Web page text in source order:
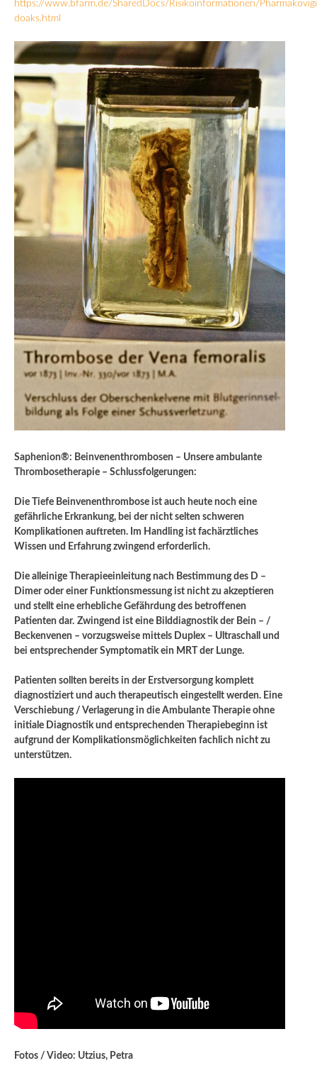
https://www.bfarm.de/SharedDocs/Risikoinformationen/
doaks.html
Saphenion®: Beinvenenthrombosen – Unsere ambulante
Thrombosetherapie – Schlussfolgerungen:
Die Tiefe Beinvenenthrombose ist auch heute noch eine
gefährliche Erkrankung, bei der nicht selten schweren
Komplikationen auftreten. Im Handling ist fachärztliches
Wissen und Erfahrung zwingend erforderlich.
Die alleinige Therapieeinleitung nach Bestimmung des D –
Dimer oder einer Funktionsmessung ist nicht zu akzeptieren
und stellt eine erhebliche Gefährdung des betroffenen
Patienten dar. Zwingend ist eine Bilddiagnostik der Bein – /
Beckenvenen – vorzugsweise mittels Duplex – Ultraschall und
bei entsprechender Symptomatik ein MRT der Lunge.
Patienten sollten bereits in der Erstversorgung komplett
diagnostiziert und auch therapeutisch eingestellt werden. Eine
Verschiebung / Verlagerung in die Ambulante Therapie ohne
initiale Diagnostik und entsprechenden Therapiebeginn ist
aufgrund der Komplikationsmöglichkeiten fachlich nicht zu
unterstützen.
Fotos / Video: Utzius, Petra